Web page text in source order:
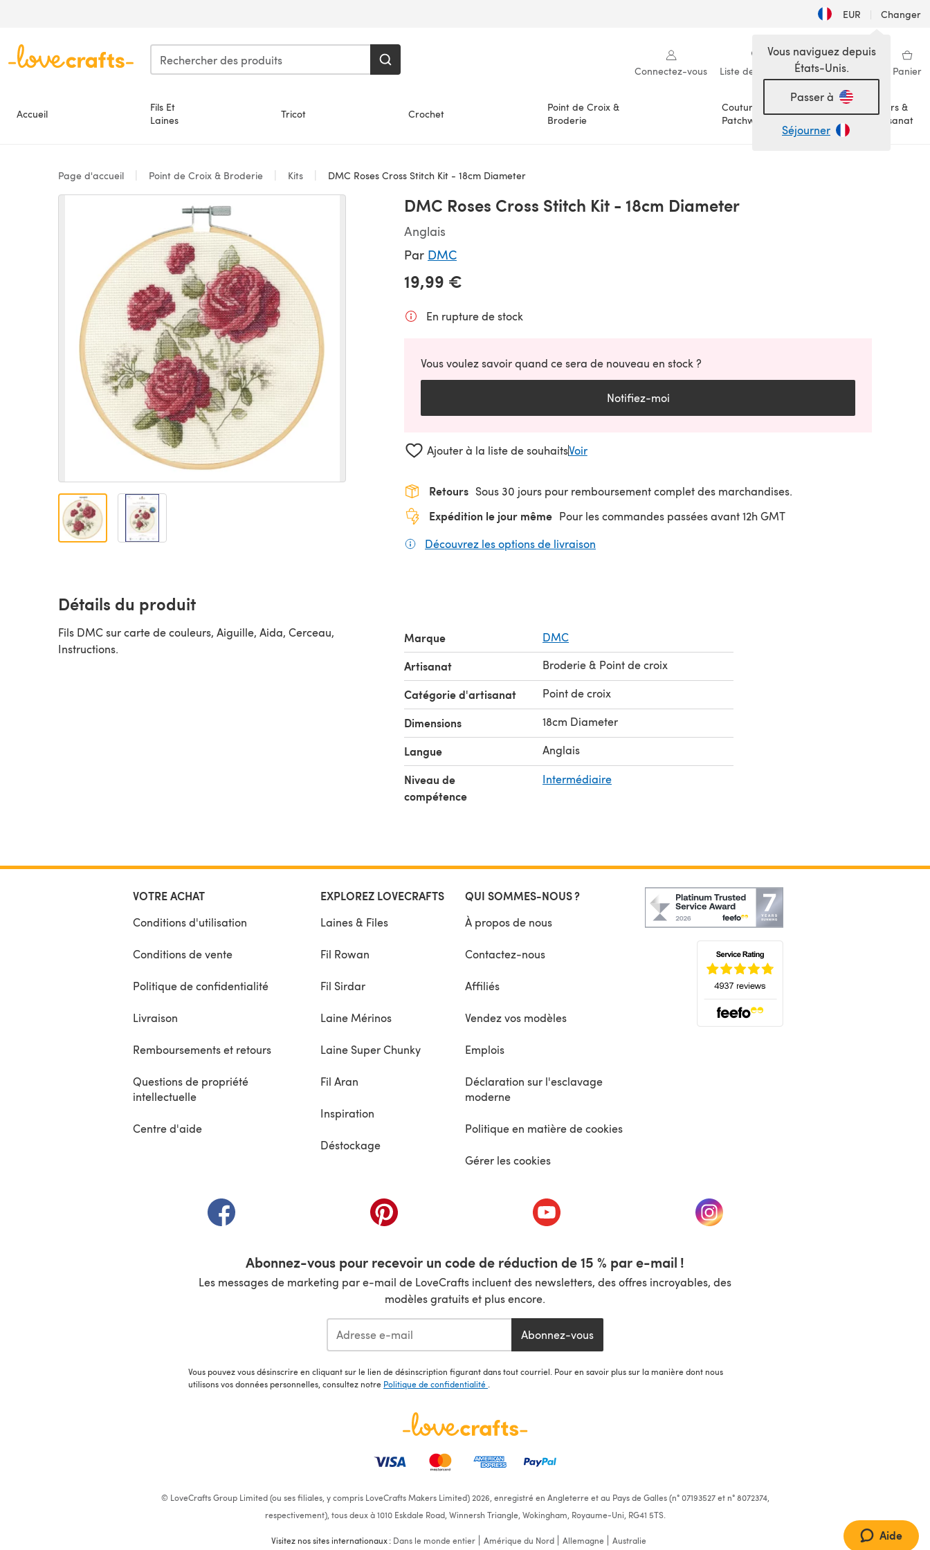
EUR | Changer
Connectez-vous Liste de souhaits Ma bibliothèque Panier
Accueil
Fils Et
Laines
Tricot Crochet
Point de Croix &
Broderie
Couture &
Patchwork
Loisirs &
Artisanat
Vous naviguez depuis
États-Unis.
Passer à
Séjourner
Page d'accueil Point de Croix & Broderie Kits DMC Roses Cross Stitch Kit - 18cm Diameter
DMC Roses Cross Stitch Kit - 18cm Diameter
Anglais
Par DMC
19,99 €
En rupture de stock
Vous voulez savoir quand ce sera de nouveau en stock ?
Notifiez-moi
Ajouter à la liste de souhaitsVoir
Retours Sous 30 jours pour remboursement complet des marchandises.
Expédition le jour même Pour les commandes passées avant 12h GMT
Découvrez les options de livraison
Détails du produit
Fils DMC sur carte de couleurs, Aiguille, Aida, Cerceau,
Instructions.
Marque DMC
Artisanat Broderie & Point de croix
Catégorie d'artisanat Point de croix
Dimensions 18cm Diameter
Langue Anglais
Niveau de
compétence
Intermédiaire
VOTRE ACHAT
Conditions d'utilisation
Conditions de vente
Politique de confidentialité
Livraison
Remboursements et retours
Questions de propriété
intellectuelle
Centre d'aide
EXPLOREZ LOVECRAFTS
Laines & Files
Fil Rowan
Fil Sirdar
Laine Mérinos
Laine Super Chunky
Fil Aran
Inspiration
Déstockage
QUI SOMMES-NOUS ?
À propos de nous
Contactez-nous
Affiliés
Vendez vos modèles
Emplois
Déclaration sur l'esclavage
moderne
Politique en matière de cookies
Gérer les cookies
(s'ouvre dans un nouvel onglet) (s'ouvre dans un nouvel onglet) (s'ouvre dans un nouvel onglet) (s'ouvre dans un nouvel onglet)
Abonnez-vous pour recevoir un code de réduction de 15 % par e-mail !
Les messages de marketing par e-mail de LoveCrafts incluent des newsletters, des offres incroyables, des
modèles gratuits et plus encore.
Abonnez-vous
Vous pouvez vous désinscrire en cliquant sur le lien de désinscription figurant dans tout courriel. Pour en savoir plus sur la manière dont nous
utilisons vos données personnelles, consultez notre Politique de confidentialité
© LoveCrafts Group Limited (ou ses filiales, y compris LoveCrafts Makers Limited) 2026, enregistré en Angleterre et au Pays de Galles (n° 07193527 et n° 8072374,
respectivement), tous deux à 1010 Eskdale Road, Winnersh Triangle, Wokingham, Royaume-Uni, RG41 5TS.
Visitez nos sites internationaux : Dans le monde entier Amérique du Nord Allemagne Australie Aide